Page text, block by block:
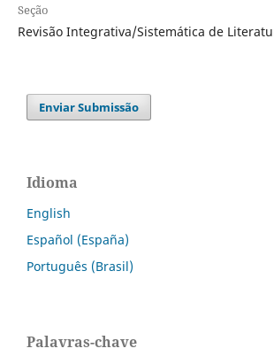
Seção
Revisão Integrativa/Sistemática de
Enviar Submissão
Idioma
English
Español (España)
Português (Brasil)
Palavras-chave